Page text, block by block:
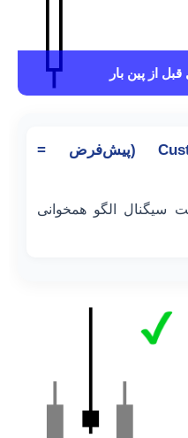
از پین بار
CustomNoseSameDirection (پیش‌فرض =
سیگنال الگو همخوانی